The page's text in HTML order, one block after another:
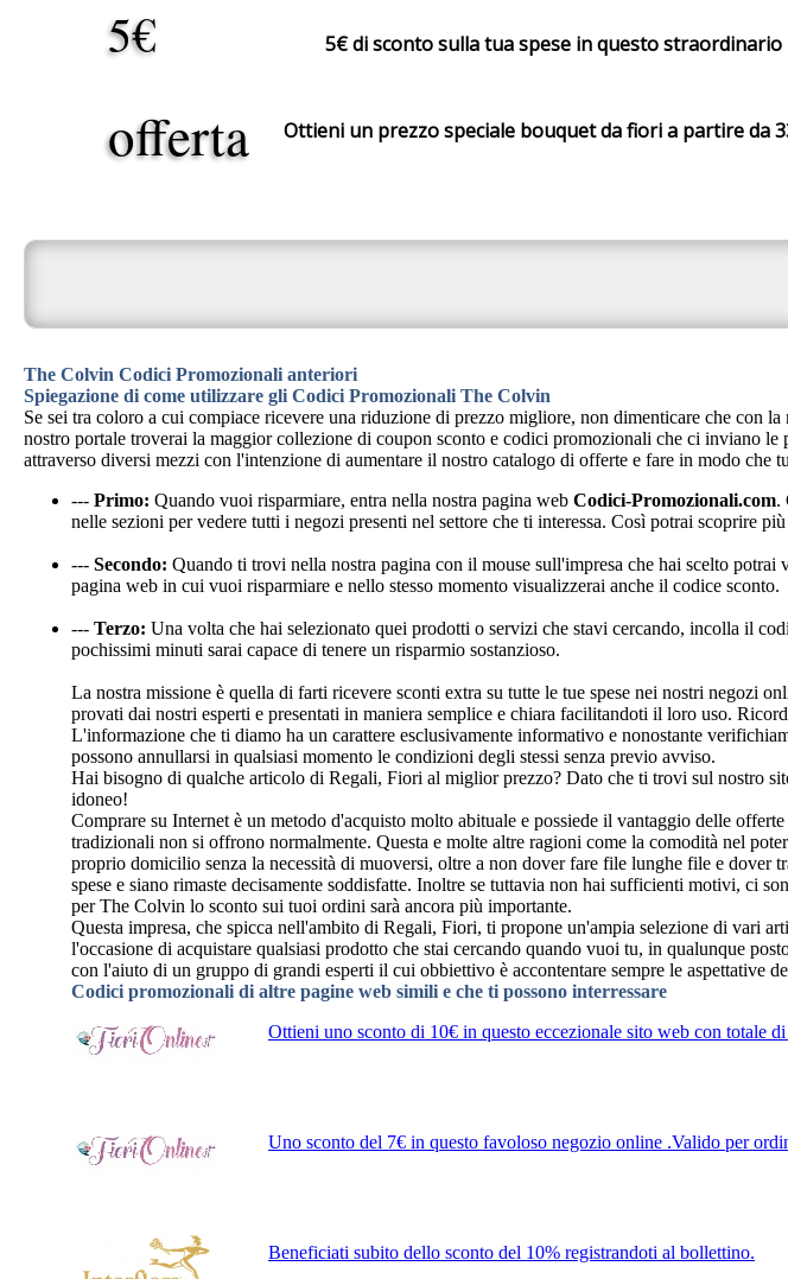
5€ 5€ di sconto sulla tua spese in questo
offerta
Ottieni un prezzo speciale bouquet da fiori a partire da
The Colvin Codici Promozionali anteriori
Spiegazione di come utilizzare gli Codici Promozionali The Colvin
Se sei tra coloro a cui compiace ricevere una riduzione di prezzo migliore, non dimenticare che
nostro portale troverai la maggior collezione di coupon sconto e codici promozionali che ci inviano
attraverso diversi mezzi con l'intenzione di aumentare il nostro catalogo di offerte e fare in modo che
--- Primo: Quando vuoi risparmiare, entra nella nostra pagina web Codici-Promozionali.com.
nelle sezioni per vedere tutti i negozi presenti nel settore che ti interessa. Così potrai scoprire
--- Secondo: Quando ti trovi nella nostra pagina con il mouse sull'impresa che hai scelto
pagina web in cui vuoi risparmiare e nello stesso momento visualizzerai anche il codice sconto.
--- Terzo: Una volta che hai selezionato quei prodotti o servizi che stavi cercando, incolla il
pochissimi minuti sarai capace di tenere un risparmio sostanzioso.
La nostra missione è quella di farti ricevere sconti extra su tutte le tue spese nei nostri negozi
provati dai nostri esperti e presentati in maniera semplice e chiara facilitandoti il loro uso.
L'informazione che ti diamo ha un carattere esclusivamente informativo e nonostante
possono annullarsi in qualsiasi momento le condizioni degli stessi senza previo avviso.
Hai bisogno di qualche articolo di Regali, Fiori al miglior prezzo? Dato che ti trovi sul nostro
idoneo!
Comprare su Internet è un metodo d'acquisto molto abituale e possiede il vantaggio delle
tradizionali non si offrono normalmente. Questa e molte altre ragioni come la comodità nel
proprio domicilio senza la necessità di muoversi, oltre a non dover fare file lunghe file e dover
spese e siano rimaste decisamente soddisfatte. Inoltre se tuttavia non hai sufficienti motivi, ci
per The Colvin lo sconto sui tuoi ordini sarà ancora più importante.
Questa impresa, che spicca nell'ambito di Regali, Fiori, ti propone un'ampia selezione di vari
l'occasione di acquistare qualsiasi prodotto che stai cercando quando vuoi tu, in qualunque
con l'aiuto di un gruppo di grandi esperti il cui obbiettivo è accontentare sempre le aspettative
Codici promozionali di altre pagine web simili e che ti possono interressare
Ottieni uno sconto di 10€ in questo eccezionale sito web con totale
Uno sconto del 7€ in questo favoloso negozio online .Valido per
Beneficiati subito dello sconto del 10% registrandoti al bollettino.